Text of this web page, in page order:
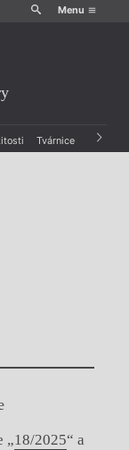
Menu
Tvárnice Archiv
„18/2025“ a